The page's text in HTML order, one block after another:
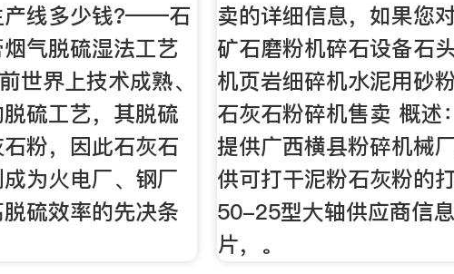
产线多少钱?——石
气脱硫湿法工艺
世界上技术成熟、
硫工艺，其脱硫
粉，因此石灰石
为火电厂、钢厂
硫效率的先决条
卖的详细信息，如果您
矿石磨粉机碎石设备石
机页岩细碎机水泥用砂
石灰石粉碎机售卖 概述
提供广西横县粉碎机械
供可打干泥粉石灰粉的
50-25型大轴供应商信
片，。